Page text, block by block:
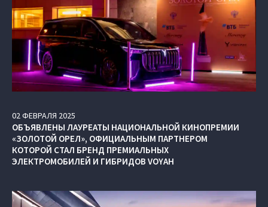
02ФЕВРАЛЯ 2025
ОБЪЯВЛЕНЫ ЛАУРЕАТЫ НАЦИОНАЛЬНОЙ КИНОПРЕМИИ
«ЗОЛОТОЙ ОРЕЛ», ОФИЦИАЛЬНЫМ ПАРТНЕРОМ
КОТОРОЙ СТАЛ БРЕНД ПРЕМИАЛЬНЫХ
ЭЛЕКТРОМОБИЛЕЙ И ГИБРИДОВ VOYAH